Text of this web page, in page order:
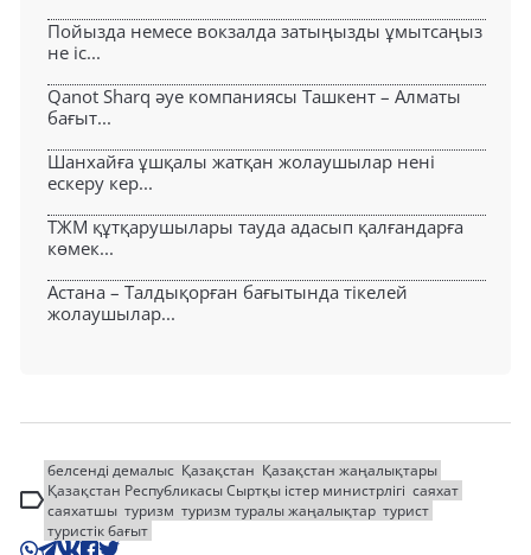
Пойызда немесе вокзалда затыңызды ұмытсаңыз
не іс...
Qanot Sharq әуе компаниясы Ташкент – Алматы
бағыт...
Шанхайға ұшқалы жатқан жолаушылар нені
ескеру кер...
ТЖМ құтқарушылары тауда адасып қалғандарға
көмек...
Астана – Талдықорған бағытында тікелей
жолаушылар...
белсенді демалыс Қазақстан Қазақстан жаңалықтары
Қазақстан Республикасы Сыртқы істер министрлігі саяхат
саяхатшы туризм туризм туралы жаңалықтар турист
туристік бағыт